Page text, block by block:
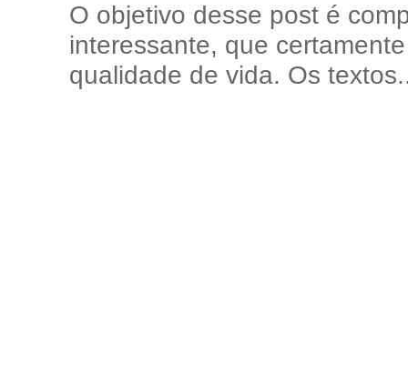
O objetivo desse post é
interessante, que
qualidade de vida. Os